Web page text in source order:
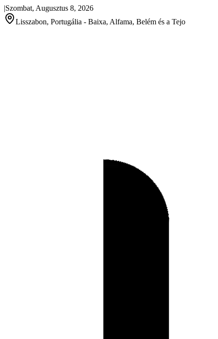
|Szombat, Augusztus 8, 2026
Lisszabon, Portugália - Baixa, Alfama, Belém és a Tejo